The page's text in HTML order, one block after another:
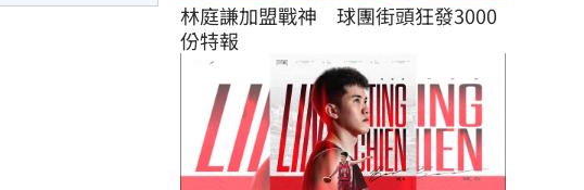
林庭謙加盟戰神　球團街頭狂發3000
份特報